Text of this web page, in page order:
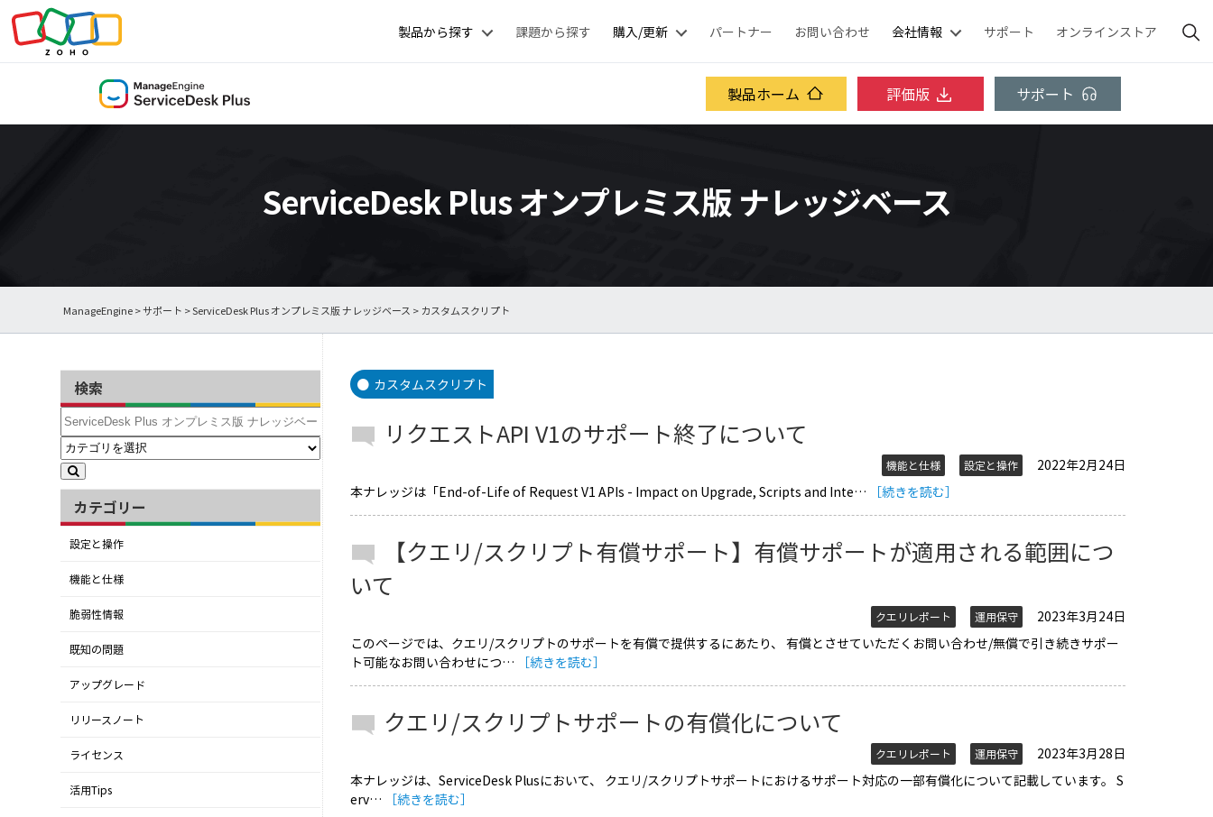
製品から探す 課題から探す 購入/更新 パートナー お問い合わせ 会社情報 サポート オンラインストア
製品ホーム 評価版 サポート
ServiceDesk Plus オンプレミス版 ナレッジベース
ManageEngine>サポート >ServiceDesk Plus オンプレミス版 ナレッジベース > カスタムスクリプト
検索
カテゴリー
設定と操作
機能と仕様
脆弱性情報
既知の問題
アップグレード
リリースノート
ライセンス
活用Tips
カスタムスクリプト
リクエストAPI V1のサポート終了について
機能と仕様 設定と操作
2022年2月24日
本ナレッジは「End-of-Life of Request V1 APIs - Impact on Upgrade, Scripts and Inte…
［続きを読む］
【クエリ/スクリプト有償サポート】有償サポートが適用される範囲につ
いて
クエリレポート 運用保守
2023年3月24日
このページでは、クエリ/スクリプトのサポートを有償で提供するにあたり、 有償とさせていただくお問い合わせ/無償で引き続きサポー
ト可能なお問い合わせにつ…
［続きを読む］
クエリ/スクリプトサポートの有償化について
クエリレポート 運用保守
2023年3月28日
本ナレッジは、ServiceDesk Plusにおいて、 クエリ/スクリプトサポートにおけるサポート対応の一部有償化について記載しています。 S
erv…
［続きを読む］